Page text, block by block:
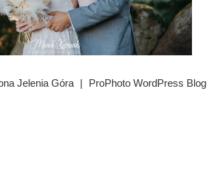
Jelenia Góra | ProPhoto WordPress Blog